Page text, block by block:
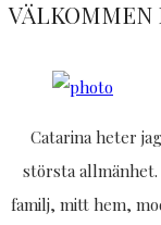
Catarina heter
största
familj, mitt hem,